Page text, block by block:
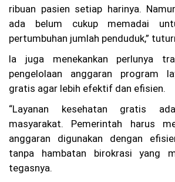
ot
a
Ba
ru
AB
)
C
al
on
An
gg
ot
ba
ribuan pasien setiap harinya.
ada belum cukup memadai
pertumbuhan jumlah penduduk,”
Ia juga menekankan perlunya
pengelolaan anggaran program
gratis agar lebih efektif dan efisien.
“Layanan kesehatan gratis
masyarakat. Pemerintah harus
anggaran digunakan dengan
tanpa hambatan birokrasi yang
tegasnya.